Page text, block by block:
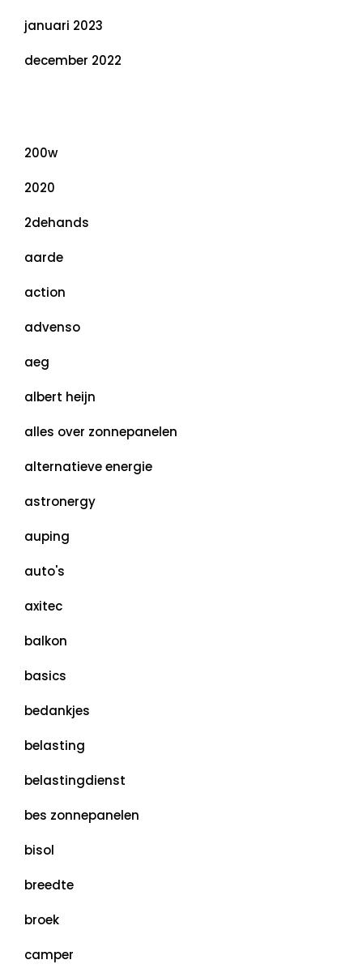
januari 2023
december 2022
200w
2020
2dehands
aarde
action
advenso
aeg
albert heijn
alles over zonnepanelen
alternatieve energie
astronergy
auping
auto's
axitec
balkon
basics
bedankjes
belasting
belastingdienst
bes zonnepanelen
bisol
breedte
broek
camper